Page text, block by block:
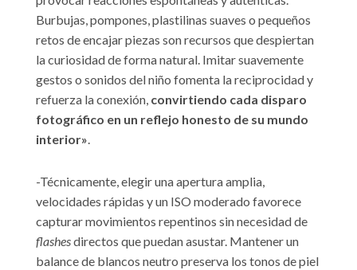
Burbujas, pompones, plastilinas suaves o pequeños
retos de encajar piezas son recursos que despiertan
la curiosidad de forma natural. Imitar suavemente
gestos o sonidos del niño fomenta la reciprocidad y
refuerza la conexión, convirtiendo cada disparo
fotográfico en un reflejo honesto de su mundo
interior».
-Técnicamente, elegir una apertura amplia,
velocidades rápidas y un ISO moderado favorece
capturar movimientos repentinos sin necesidad de
flashesdirectos que puedan asustar. Mantener un
balance de blancos neutro preserva los tonos de piel